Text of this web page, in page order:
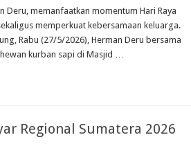
Deru, memanfaatkan momentum Hari Raya
memperkuat kebersamaan keluarga.
Rabu (27/5/2026), Herman Deru bersama
kurban sapi di Masjid …
Regional Sumatera 2026